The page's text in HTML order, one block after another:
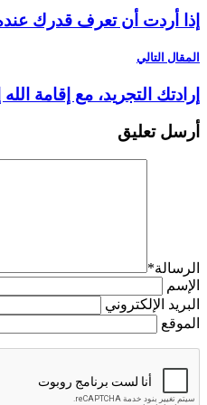
إذا أردت أن تعرف قدرك
المقال التالي
إرادتك التجريد، مع إقامة
أرسل تعليق
الرسالة*
الإسم
البريد الإلكتروني
الموقع